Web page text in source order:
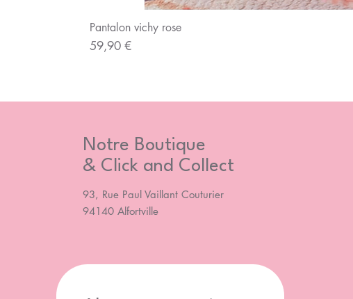
Pantalon vichy rose
Prix
59,90 €
Notre Boutique
& Click and Collect
93, Rue Paul Vaillant Couturier
94140 Alfortville